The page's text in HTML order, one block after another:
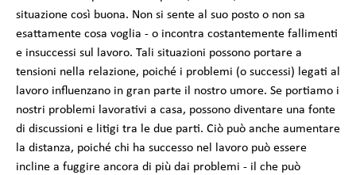
situazione così buona. Non si sente al suo posto o non sa
esattamente cosa voglia - o incontra costantemente fallimenti
e insuccessi sul lavoro. Tali situazioni possono portare a
tensioni nella relazione, poiché i problemi (o successi) legati al
lavoro influenzano in gran parte il nostro umore. Se portiamo i
nostri problemi lavorativi a casa, possono diventare una fonte
di discussioni e litigi tra le due parti. Ciò può anche aumentare
la distanza, poiché chi ha successo nel lavoro può essere
incline a fuggire ancora di più dai problemi - il che può